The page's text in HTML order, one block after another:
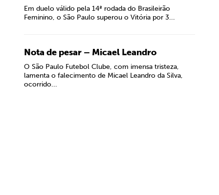
Em duelo válido pela 14ª rodada do Brasileirão
Feminino, o São Paulo superou o Vitória por 3...
Nota de pesar – Micael Leandro
O São Paulo Futebol Clube, com imensa tristeza,
lamenta o falecimento de Micael Leandro da Silva,
ocorrido...